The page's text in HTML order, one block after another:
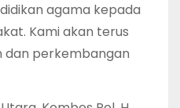
agama kepada
Kami akan terus
dan perkembangan